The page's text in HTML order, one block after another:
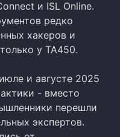
и ISL Online.
редко
хакеров и
у TA450.
и августе 2025
- вместо
перешли
экспертов.